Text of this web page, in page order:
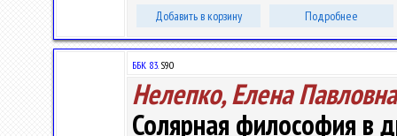
Добавить в корзину Подробнее
ББК 83.S90
Нелепко, Елена Павловна
Солярная философия в